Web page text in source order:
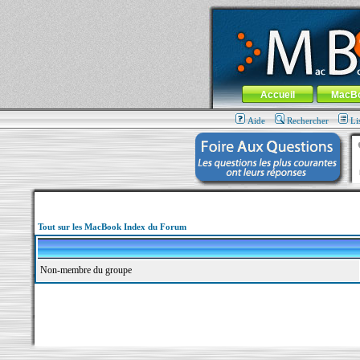
MacBook-fr.com : 100% Apple... 100%
Aller au contenu-Aller au menu
Menu général
Accueil
Aide Rechercher
Tout sur les MacBook Index du Forum
Non-membre du groupe